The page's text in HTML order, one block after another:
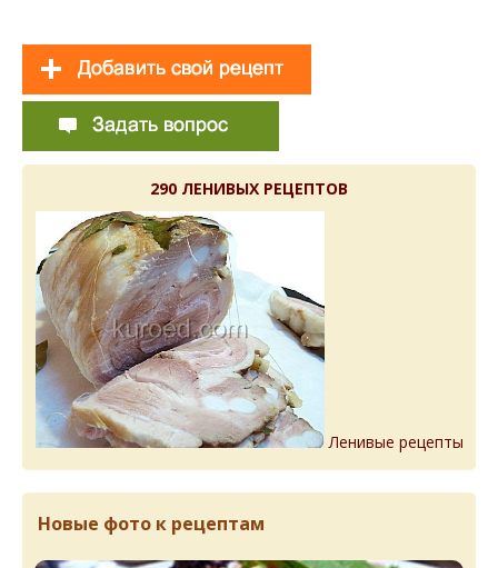
290 ЛЕНИВЫХ РЕЦЕПТОВ
Ленивые рецепты
Новые фото к рецептам